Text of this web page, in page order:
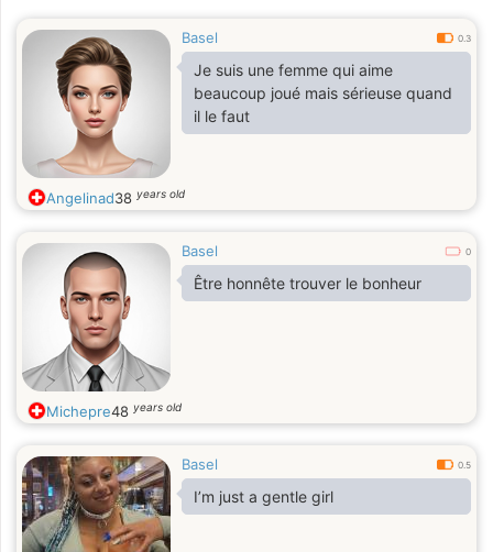
Basel 0.3
Je suis une femme qui aime
beaucoup joué mais sérieuse quand
il le faut
Angelinad38 years old
Basel 0
Être honnête trouver le bonheur
Michepre48 years old
Basel 0.5
I’m just a gentle girl